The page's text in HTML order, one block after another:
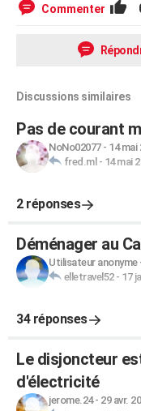
Commenter
Discussions similaires
Pas de courant
NoNo02077- 14 mai
fred.ml - 14 mai
2 réponses
Déménager au
Utilisateur anonyme
elletravel52- 17
34 réponses
Le disjoncteur
d'électricité
jerome.24- 29 avr.